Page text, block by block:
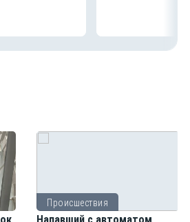
Происшествия